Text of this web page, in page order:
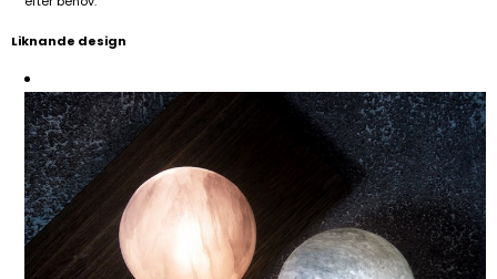
Liknande design